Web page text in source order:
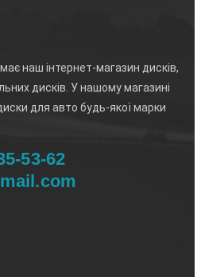
наш інтернет-магазин дисків,
дисків. У нашому магазині
для авто будь-якої марки
53-62